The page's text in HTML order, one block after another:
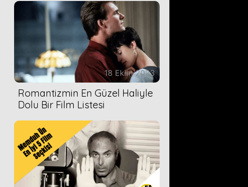
18 Ekim 2023
Romantizmin En Güzel Haliyle
Dolu Bir Film Listesi